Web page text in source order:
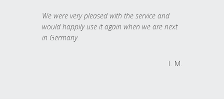
We were very pleased with the service and
would happily use it again when we are next
in Germany.
T. M.